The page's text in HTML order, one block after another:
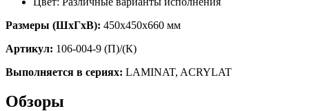
Размеры (ШхГхВ): 450х450х660 мм
Артикул: 106-004-9 (П)/(К)
Выполняется в сериях: LAMINAT, ACRYLAT
Обзоры